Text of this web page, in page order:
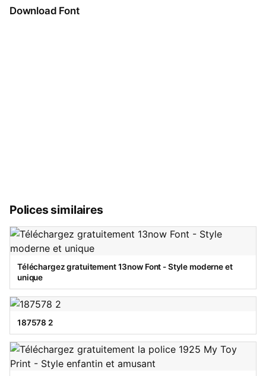
Download Font
Polices similaires
Téléchargez gratuitement 13now Font - Style moderne et
unique
187578 2